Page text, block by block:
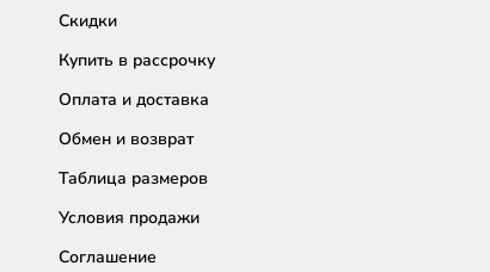
Скидки
Купить в рассрочку
Оплата и доставка
Обмен и возврат
Таблица размеров
Условия продажи
Соглашение